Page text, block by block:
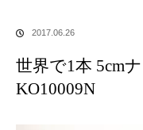
2017.06.26
世界で1本 5cm
KO10009N